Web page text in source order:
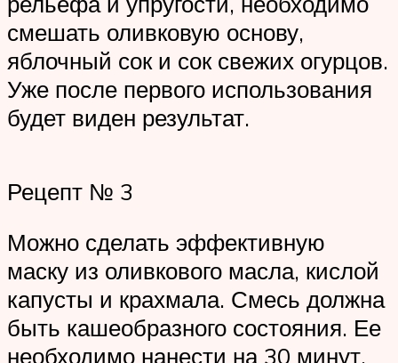
смешать оливковую основу,
яблочный сок и сок свежих огурцов.
Уже после первого использования
будет виден результат.
Рецепт № 3
Можно сделать эффективную
маску из оливкового масла, кислой
капусты и крахмала. Смесь должна
быть кашеобразного состояния. Ее
необходимо нанести на 30 минут,